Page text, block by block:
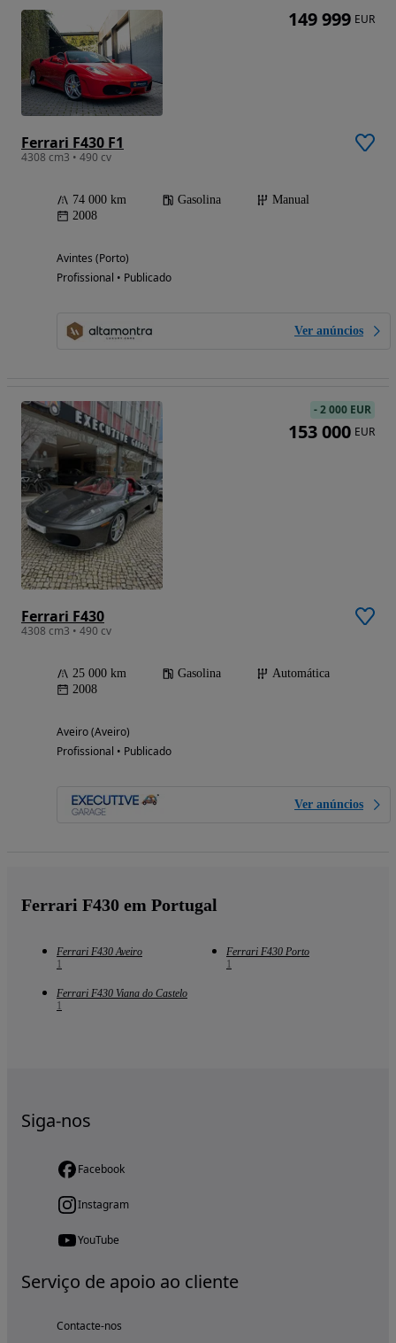
Ferrari F430 F1
4308 cm3 • 490 cv
74 000 km Gasolina
Manual
2008
Avintes (Porto)
Profissional • Publicado
Ver anúncios
149 999 EUR
Ferrari F430
4308 cm3 • 490 cv
25 000 km Gasolina
Automática
2008
Aveiro (Aveiro)
Profissional • Publicado
Ver anúncios
-2 000 EUR
153 000 EUR
Ferrari F430 em Portugal
Ferrari F430 Aveiro
1
Ferrari F430 Porto
1
Ferrari F430 Viana do Castelo
1
Siga-nos
Facebook
Instagram
YouTube
Serviço de apoio ao cliente
Contacte-nos